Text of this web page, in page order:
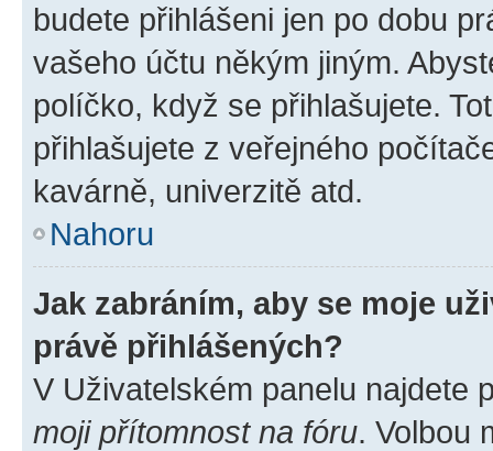
budete přihlášeni jen po dobu
vašeho účtu někým jiným.
políčko, když se přihlašujete.
přihlašujete z veřejného
kavárně, univerzitě atd.
Nahoru
Jak zabráním, aby se moje
právě přihlášených?
V Uživatelském panelu najdete
moji přítomnost na fóru. Volbou